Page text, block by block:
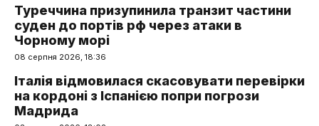
Туреччина призупинила транзит частини
суден до портів рф через атаки в
Чорному морі
08 серпня 2026, 18:36
Італія відмовилася скасовувати перевірки
на кордоні з Іспанією попри погрози
Мадрида